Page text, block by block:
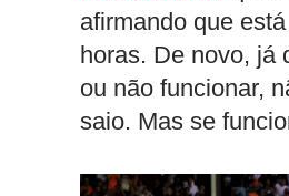
afirmando que
horas. De novo, já
ou não funcionar,
saio. Mas se